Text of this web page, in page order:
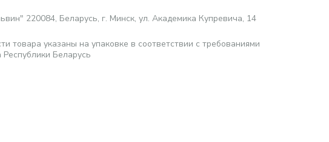
220084, Беларусь, г. Минск, ул. Академика Купревича, 14
товара указаны на упаковке в соответствии с требованиями
Беларусь